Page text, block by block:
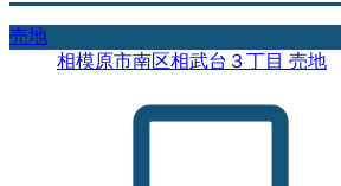
売地
相模原市南区相武台３丁目 売地